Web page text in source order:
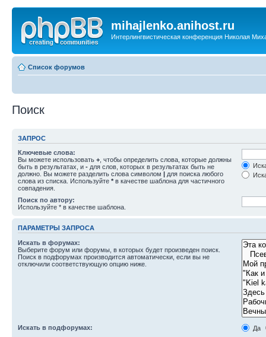
mihajlenko.anihost.ru
Интерлингвистическая конференция Николая
Список форумов
Поиск
ЗАПРОС
Ключевые слова:
Вы можете использовать + , чтобы определить слова, которые должны
быть в результатах, и - для слов, которых в результатах быть не
должно. Вы можете разделить слова символом | для поиска любого
слова из списка. Используйте * в качестве шаблона для частичного
совпадения.
Поиск по автору:
Используйте * в качестве шаблона.
ПАРАМЕТРЫ ЗАПРОСА
Искать в форумах:
Выберите форум или форумы, в которых будет произведен поиск.
Поиск в подфорумах производится автоматически, если вы не
отключили соответствующую опцию ниже.
Искать в подфорумах:
Да